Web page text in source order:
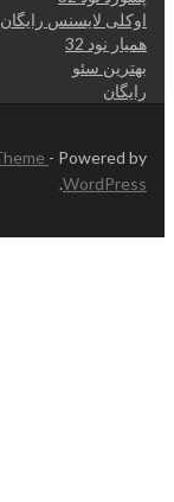
اوکلی لایسنس رایگان
همیار نود 32
بهترین سئو
رایگان
- Powered by
WordPress
.